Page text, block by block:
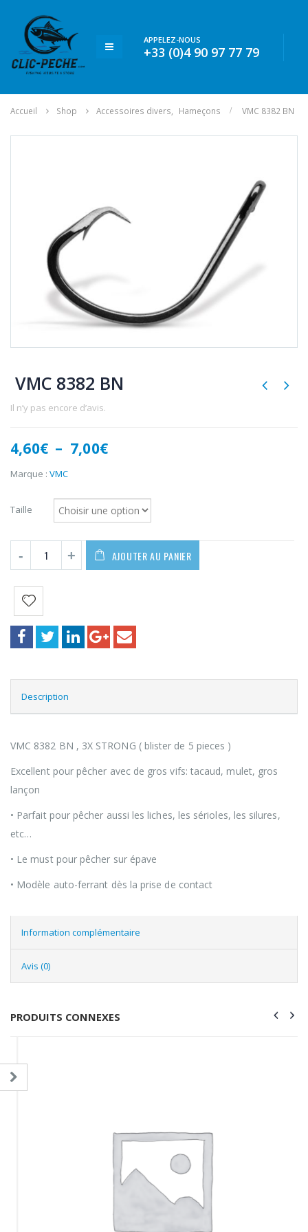
APPELEZ-NOUS
+33 (0)4 90 97 77 79
Accueil Shop Accessoires divers Hameçons VMC 8382 BN
VMC 8382 BN
Il n’y pas encore d’avis.
4,60€ – 7,00€Plage
à
7,00€
Marque : VMC
Taille
AJOUTER AU PANIER
Description
VMC 8382 BN , 3X STRONG ( blister de 5 pieces )
Excellent pour pêcher avec de gros vifs: tacaud, mulet, gros
lançon
• Parfait pour pêcher aussi les liches, les sérioles, les silures,
etc…
• Le must pour pêcher sur épave
• Modèle auto-ferrant dès la prise de contact
Information complémentaire
Avis (0)
PRODUITS CONNEXES